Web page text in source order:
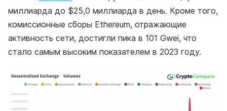
миллиарда до $25,0 миллиарда в день. Кроме того,
комиссионные сборы Ethereum, отражающие
активность сети, достигли пика в 101 Gwei, что
стало самым высоким показателем в 2023 году.